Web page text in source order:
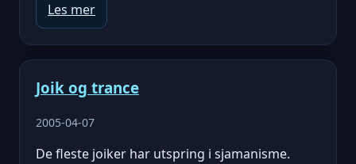
Les mer
Joik og trance
2005-04-07
De fleste joiker har utspring i sjamanisme.